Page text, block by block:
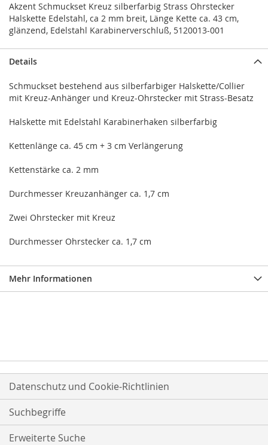
Akzent Schmuckset Kreuz silberfarbig Strass Ohrstecker
Halskette Edelstahl, ca 2 mm breit, Länge Kette ca. 43 cm,
glänzend, Edelstahl Karabinerverschluß, 5120013-001
Details
Schmuckset bestehend aus silberfarbiger Halskette/Collier
mit Kreuz-Anhänger und Kreuz-Ohrstecker mit Strass-Besatz
Halskette mit Edelstahl Karabinerhaken silberfarbig
Kettenlänge ca. 45 cm + 3 cm Verlängerung
Kettenstärke ca. 2 mm
Durchmesser Kreuzanhänger ca. 1,7 cm
Zwei Ohrstecker mit Kreuz
Durchmesser Ohrstecker ca. 1,7 cm
Mehr Informationen
Datenschutz und Cookie-Richtlinien
Suchbegriffe
Erweiterte Suche